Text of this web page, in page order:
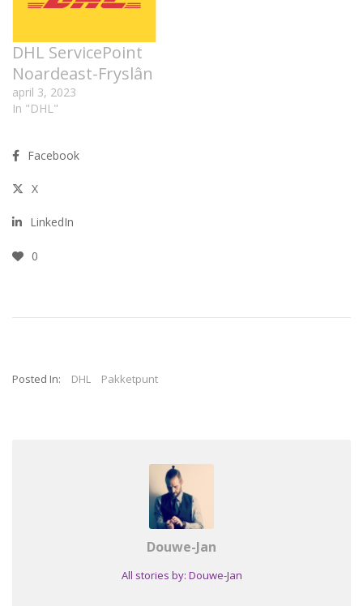
DHL ServicePoint
Noardeast-Fryslân
april 3, 2023
In "DHL"
Facebook
X
LinkedIn
0
Posted In: DHL Pakketpunt
Douwe-Jan
All stories by: Douwe-Jan